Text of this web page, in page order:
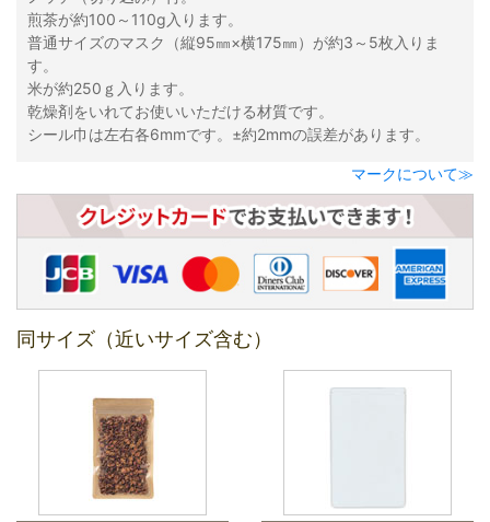
煎茶が約100～110g入ります。
普通サイズのマスク（縦95㎜×横175㎜）が約3～5枚入りま
す。
米が約250ｇ入ります。
乾燥剤をいれてお使いいただける材質です。
シール巾は左右各6mmです。±約2mmの誤差があります。
マークについて≫
同サイズ（近いサイズ含む）